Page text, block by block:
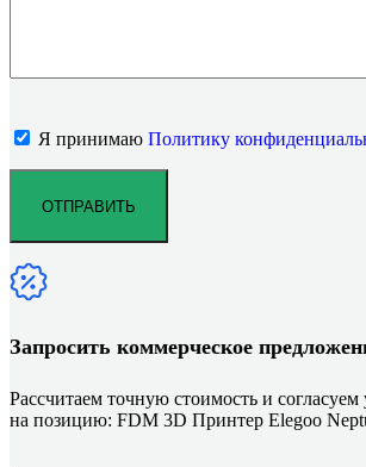
Я принимаю Политику
Запросить коммерческое
Рассчитаем точную стоимость и согласуем
на позицию: FDM 3D Принтер Elegoo